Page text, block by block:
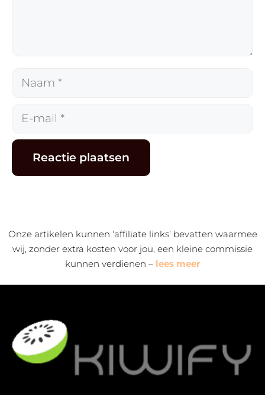
Naam
E-
Onze artikelen kunnen ‘affiliate links’ bevatten waarmee
wij, zonder extra kosten voor jou, een kleine commissie
kunnen verdienen – lees meer